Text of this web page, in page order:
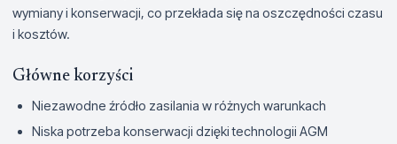
wymiany i konserwacji, co przekłada się na oszczędności czasu
i kosztów.
Główne korzyści
Niezawodne źródło zasilania w różnych warunkach
Niska potrzeba konserwacji dzięki technologii AGM